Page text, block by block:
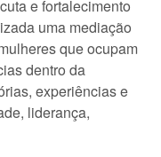
e fortalecimento
uma mediação
que ocupam
dentro da
experiências e
liderança,